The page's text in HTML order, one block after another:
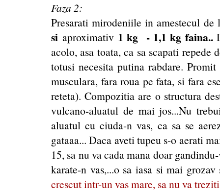
Faza 2:
Presarati mirodeniile in amestecul
si aproximativ 1 kg - 1,1 kg faina..
acolo, asa toata, ca sa scapati
totusi necesita putina rabdare.
musculara, fara roua pe fata, si fara
reteta). Compozitia are o structura
vulcano-aluatul de mai jos...Nu
aluatul cu ciuda-n vas, ca sa se
gataaa... Daca aveti tupeu s-o aerati
15, sa nu va cada mana doar
karate-n vas,...o sa iasa si mai
crescut intr-un vas mare, sa nu va